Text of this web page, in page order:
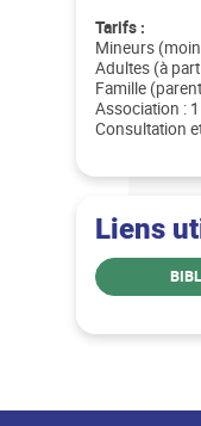
Tarifs :
Mineurs
Adultes (à
Famille
Association :
Consultation
Liens